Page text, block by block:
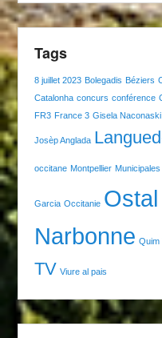
Tags
8 juillet 2023 Bolegadis Béziers
Catalonha concurs conférence
FR3 France 3 Gisela Naconaski
Josèp Anglada
occitane Montpellier
Garcia Occitanie
Narbonne Quim
TV Viure al pais